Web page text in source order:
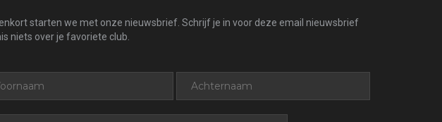
starten we met onze nieuwsbrief. Schrijf je in voor deze email nieuwsbrief
niets over je favoriete club.